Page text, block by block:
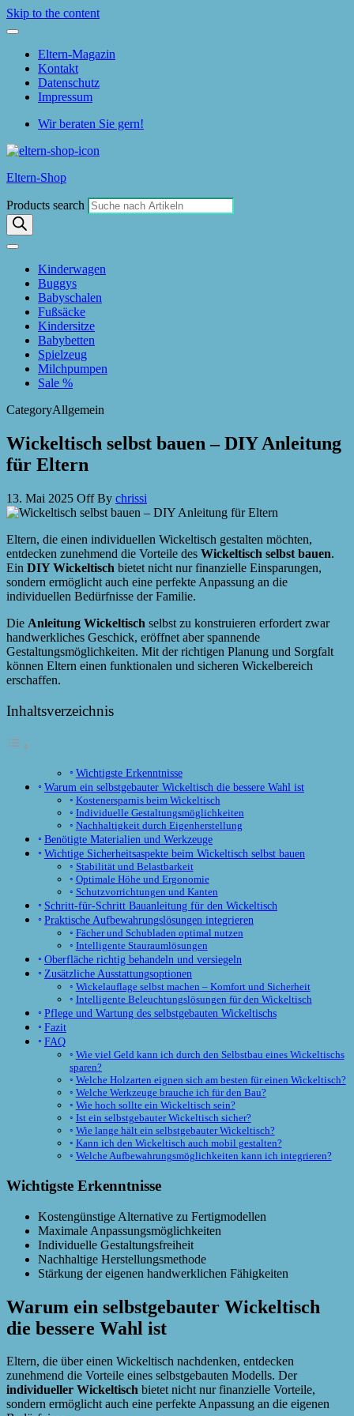
Skip to the content
Eltern-Magazin
Kontakt
Datenschutz
Impressum
Wir beraten Sie gern!
Eltern-Shop
Products search
Kinderwagen
Buggys
Babyschalen
Fußsäcke
Kindersitze
Babybetten
Spielzeug
Milchpumpen
Sale %
CategoryAllgemein
Wickeltisch selbst bauen – DIY Anleitung
für Eltern
13. Mai 2025 OffBy chrissi
Eltern, die einen individuellen Wickeltisch gestalten möchten,
entdecken zunehmend die Vorteile des Wickeltisch selbst bauen.
Ein DIY Wickeltisch bietet nicht nur finanzielle Einsparungen,
sondern ermöglicht auch eine perfekte Anpassung an die
individuellen Bedürfnisse der Familie.
Die Anleitung Wickeltisch selbst zu konstruieren erfordert zwar
handwerkliches Geschick, eröffnet aber spannende
Gestaltungsmöglichkeiten. Mit der richtigen Planung und Sorgfalt
können Eltern einen funktionalen und sicheren Wickelbereich
erschaffen.
Inhaltsverzeichnis
Wichtigste Erkenntnisse
Warum ein selbstgebauter Wickeltisch die bessere Wahl ist
Kostenersparnis beim Wickeltisch
Individuelle Gestaltungsmöglichkeiten
Nachhaltigkeit durch Eigenherstellung
Benötigte Materialien und Werkzeuge
Wichtige Sicherheitsaspekte beim Wickeltisch selbst bauen
Stabilität und Belastbarkeit
Optimale Höhe und Ergonomie
Schutzvorrichtungen und Kanten
Schritt-für-Schritt Bauanleitung für den Wickeltisch
Praktische Aufbewahrungslösungen integrieren
Fächer und Schubladen optimal nutzen
Intelligente Stauraumlösungen
Oberfläche richtig behandeln und versiegeln
Zusätzliche Ausstattungsoptionen
Wickelauflage selbst machen – Komfort und Sicherheit
Intelligente Beleuchtungslösungen für den Wickeltisch
Pflege und Wartung des selbstgebauten Wickeltischs
Fazit
FAQ
Wie viel Geld kann ich durch den Selbstbau eines Wickeltischs
sparen?
Welche Holzarten eignen sich am besten für einen Wickeltisch?
Welche Werkzeuge brauche ich für den Bau?
Wie hoch sollte ein Wickeltisch sein?
Ist ein selbstgebauter Wickeltisch sicher?
Wie lange hält ein selbstgebauter Wickeltisch?
Kann ich den Wickeltisch auch mobil gestalten?
Welche Aufbewahrungsmöglichkeiten kann ich integrieren?
Wichtigste Erkenntnisse
Kostengünstige Alternative zu Fertigmodellen
Maximale Anpassungsmöglichkeiten
Individuelle Gestaltungsfreiheit
Nachhaltige Herstellungsmethode
Stärkung der eigenen handwerklichen Fähigkeiten
Warum ein selbstgebauter Wickeltisch
die bessere Wahl ist
Eltern, die über einen Wickeltisch nachdenken, entdecken
zunehmend die Vorteile eines selbstgebauten Modells. Der
individueller Wickeltisch bietet nicht nur finanzielle Vorteile,
sondern ermöglicht auch eine perfekte Anpassung an die eigenen